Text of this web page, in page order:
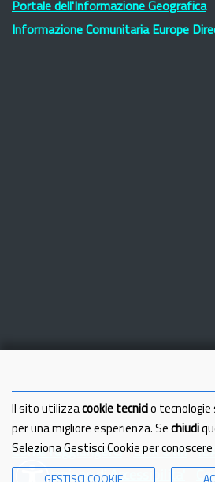
Portale dell'Informazione Geografica
Informazione Comunitaria Europe
Come raggiungerci Link Utili
Dichiarazione di Accessibilita'
Il sito utilizza cookie tecnici o tecnologie
per una migliore esperienza. Se chiudi
Seleziona Gestisci Cookie per